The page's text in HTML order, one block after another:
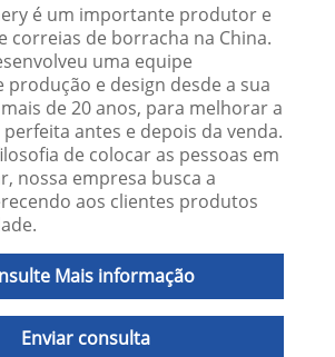
é um importante produtor e
correias de borracha na China.
uma equipe
produção e design desde a sua
de 20 anos, para melhorar a
antes e depois da venda.
de colocar as pessoas em
nossa empresa busca a
aos clientes produtos
Mais informação
Enviar consulta